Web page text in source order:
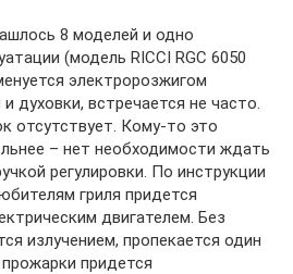
8 моделей и одно
(модель RICCI RGC 6050
электророзжигом
духовки, встречается не часто.
отсутствует. Кому-то это
– нет необходимости ждать
регулировки. По инструкции
гриля придется
двигателем. Без
излучением, пропекается один
придется